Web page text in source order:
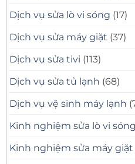
Dịch vụ sửa lò vi sóng (17)
Dịch vụ sửa máy giặt (37)
Dịch vụ sửa tivi (113)
Dịch vụ sửa tủ lạnh (68)
Dịch vụ vệ sinh máy lạnh
Kinh nghiệm sửa lò vi sóng
Kinh nghiệm sửa máy giặt